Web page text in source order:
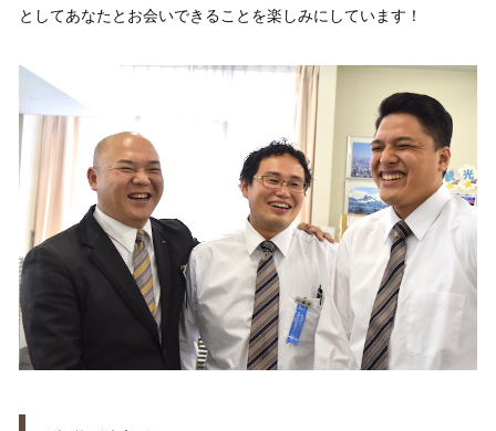
としてあなたとお会いできることを楽しみにしています！